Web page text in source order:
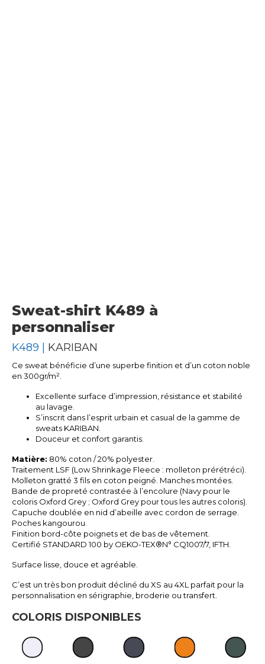
Sweat-shirt K489 à
personnaliser
K489 | KARIBAN
Ce sweat bénéficie d’une superbe finition et d’un coton noble
en 300gr/m².
Excellente surface d’impression, résistance et stabilité
au lavage.
S’inscrit dans l’esprit urbain et casual de la gamme de
sweats KARIBAN.
Douceur et confort garantis.
Matière: 80% coton / 20% polyester.
Traitement LSF (Low Shrinkage Fleece : molleton prérétréci).
Molleton gratté 3 fils en coton peigné. Manches montées.
Bande de propreté contrastée à l’encolure (Navy pour le
coloris Oxford Grey ; Oxford Grey pour tous les autres coloris).
Capuche doublée en nid d’abeille avec cordon de serrage.
Poches kangourou.
Finition bord-côte poignets et de bas de vêtement.
Certifié STANDARD 100 by OEKO-TEX®N° CQ1007/7, IFTH.
Surface lisse, douce et agréable.
C’est un très bon produit décliné du XS au 4XL parfait pour la
personnalisation en sérigraphie, broderie ou transfert.
COLORIS DISPONIBLES